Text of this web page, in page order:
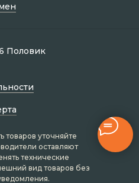
Половик
товаров уточняйте
оставляют
технические
вид товаров без